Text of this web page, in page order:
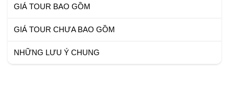
GIÁ TOUR BAO GỒM
GIÁ TOUR CHƯA BAO GỒM
NHỮNG LƯU Ý CHUNG